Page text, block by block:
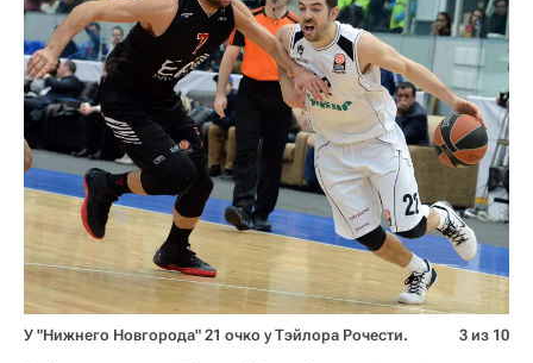
У "Нижнего Новгорода" 21 очко у Тэйлора Рочести. 3 из 10